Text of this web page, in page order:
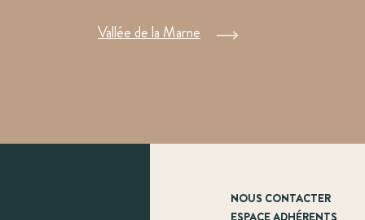
Vallée de la Marne
NOUS CONTACTER
ESPACE ADHÉRENTS